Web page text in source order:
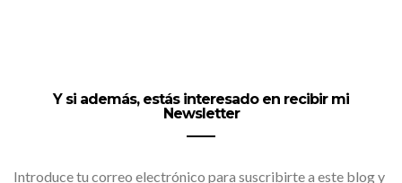
Y si además, estás interesado en recibir mi
Newsletter
Introduce tu correo electrónico para suscribirte a este blog y